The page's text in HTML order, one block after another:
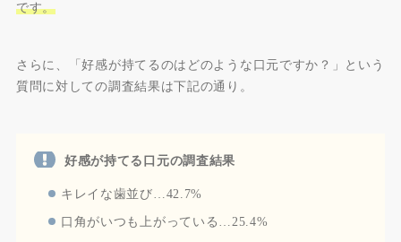
です。
さらに、「好感が持てるのはどのような口元ですか？」という
質問に対しての調査結果は下記の通り。
好感が持てる口元の調査結果
キレイな歯並び…42.7%
口角がいつも上がっている…25.4%